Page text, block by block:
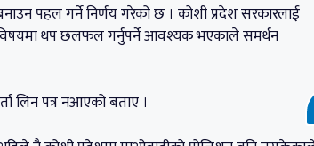
पहल गर्ने निर्णय गरेको छ । कोशी प्रदेश सरकारलाई
थप छलफल गर्नुपर्ने आवश्यक भएकाले समर्थन
लिन पत्र नआएको बताए ।